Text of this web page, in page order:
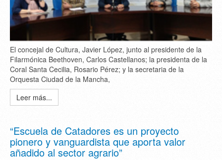
El concejal de Cultura, Javier López, junto al presidente de la
Filarmónica Beethoven, Carlos Castellanos; la presidenta de la
Coral Santa Cecilia, Rosario Pérez; y la secretaria de la
Orquesta Ciudad de la Mancha,
Leer más...
“Escuela de Catadores es un proyecto
pionero y vanguardista que aporta valor
añadido al sector agrario”